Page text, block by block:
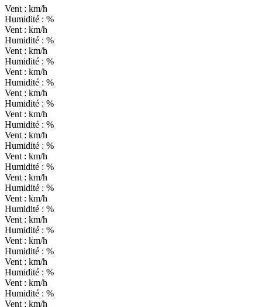
Vent : km/h
Humidité : %
Vent : km/h
Humidité : %
Vent : km/h
Humidité : %
Vent : km/h
Humidité : %
Vent : km/h
Humidité : %
Vent : km/h
Humidité : %
Vent : km/h
Humidité : %
Vent : km/h
Humidité : %
Vent : km/h
Humidité : %
Vent : km/h
Humidité : %
Vent : km/h
Humidité : %
Vent : km/h
Humidité : %
Vent : km/h
Humidité : %
Vent : km/h
Humidité : %
Vent : km/h